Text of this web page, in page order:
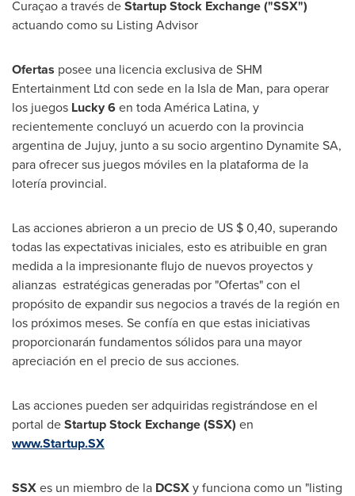
Curaçao a través deStartup Stock Exchange ("SSX")
actuando como su Listing Advisor
Ofertas posee una licencia exclusiva de SHM
Entertainment Ltd con sede en la Isla de Man, para operar
los juegos Lucky 6en toda América Latina, y
recientemente concluyó un acuerdo con la provincia
argentina de Jujuy, junto a su socio argentino Dynamite SA,
para ofrecer sus juegos móviles en la plataforma de la
lotería provincial.
Las acciones abrieron a un precio de US $ 0,40, superando
todas las expectativas iniciales, esto es atribuible en gran
medida a la impresionante flujo de nuevos proyectos y
alianzas estratégicas generadas por "Ofertas" con el
propósito de expandir sus negocios a través de la región en
los próximos meses. Se confía en que estas iniciativas
proporcionarán fundamentos sólidos para una mayor
apreciación en el precio de sus acciones.
Las acciones pueden ser adquiridas registrándose en el
portal deStartup Stock Exchange(SSX) en
www.Startup.SX
SSXes un miembro de la DCSXy funciona como un "listing